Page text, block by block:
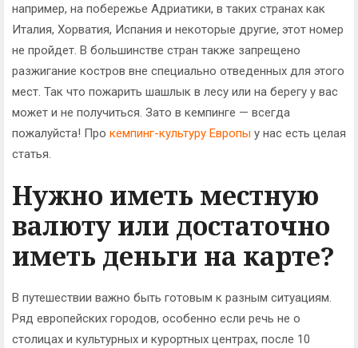
например, на побережье Адриатики, в таких странах как
Италия, Хорватия, Испания и некоторые другие, этот номер
не пройдет. В большинстве стран также запрещено
разжигание костров вне специально отведенных для этого
мест. Так что пожарить шашлык в лесу или на берегу у вас
может и не получиться. Зато в кемпинге — всегда
пожалуйста! Про кемпинг-культуру Европы у нас есть целая
статья.
Нужно иметь местную
валюту или достаточно
иметь деньги на карте?
В путешествии важно быть готовым к разным ситуациям.
Ряд европейских городов, особенно если речь не о
столицах и культурных и курортных центрах, после 10